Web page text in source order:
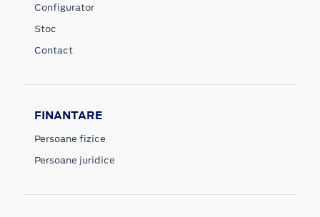
Configurator
Stoc
Contact
FINANTARE
Persoane fizice
Persoane juridice